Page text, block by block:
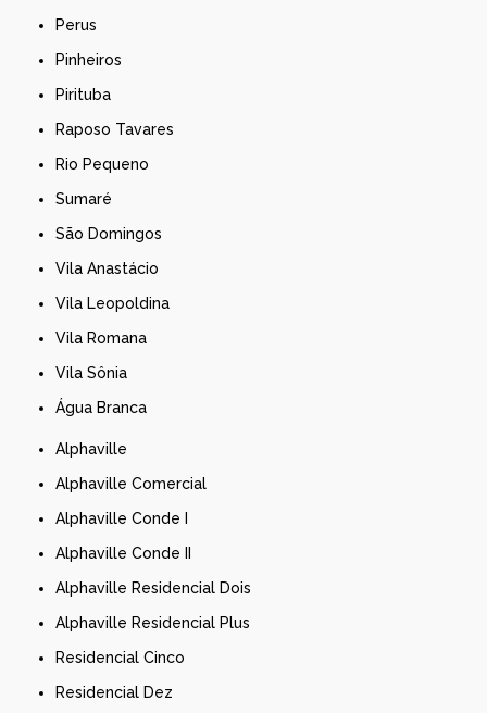
Perus
Pinheiros
Pirituba
Raposo Tavares
Rio Pequeno
Sumaré
São Domingos
Vila Anastácio
Vila Leopoldina
Vila Romana
Vila Sônia
Água Branca
Alphaville
Alphaville Comercial
Alphaville Conde I
Alphaville Conde II
Alphaville Residencial Dois
Alphaville Residencial Plus
Residencial Cinco
Residencial Dez